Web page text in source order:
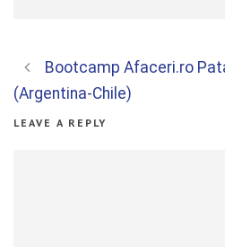
Bootcamp Afaceri.ro
(Argentina-Chile)
LEAVE A REPLY